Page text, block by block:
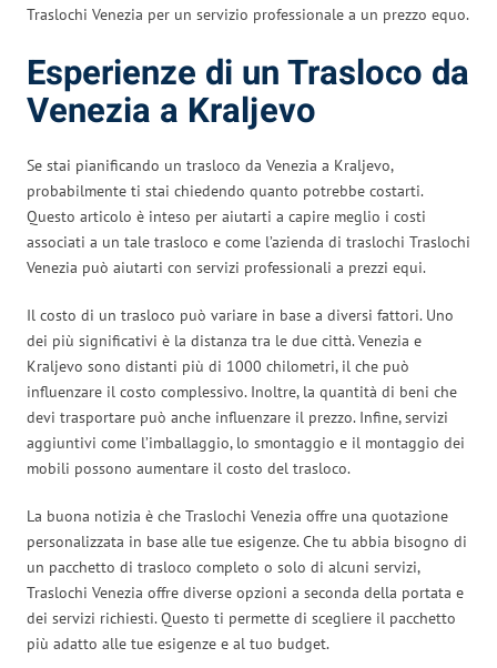
Traslochi Venezia per un servizio professionale a un prezzo equo.
Esperienze di un Trasloco da
Venezia a Kraljevo
Se stai pianificando un trasloco da Venezia a Kraljevo,
probabilmente ti stai chiedendo quanto potrebbe costarti.
Questo articolo è inteso per aiutarti a capire meglio i costi
associati a un tale trasloco e come l’azienda di traslochi Traslochi
Venezia può aiutarti con servizi professionali a prezzi equi.
Il costo di un trasloco può variare in base a diversi fattori. Uno
dei più significativi è la distanza tra le due città. Venezia e
Kraljevo sono distanti più di 1000 chilometri, il che può
influenzare il costo complessivo. Inoltre, la quantità di beni che
devi trasportare può anche influenzare il prezzo. Infine, servizi
aggiuntivi come l’imballaggio, lo smontaggio e il montaggio dei
mobili possono aumentare il costo del trasloco.
La buona notizia è che Traslochi Venezia offre una quotazione
personalizzata in base alle tue esigenze. Che tu abbia bisogno di
un pacchetto di trasloco completo o solo di alcuni servizi,
Traslochi Venezia offre diverse opzioni a seconda della portata e
dei servizi richiesti. Questo ti permette di scegliere il pacchetto
più adatto alle tue esigenze e al tuo budget.